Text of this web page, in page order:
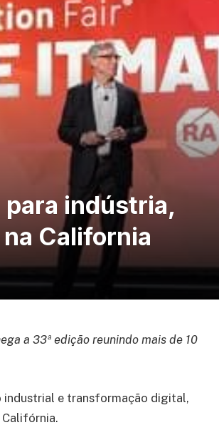
indústria,
California
a 33ª edição reunindo mais de 10
industrial e transformação digital,
Califórnia.